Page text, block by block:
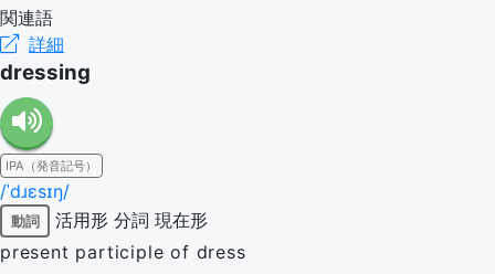
関連語
詳細
dressing
IPA（発音記号）
/ˈdɹɛsɪŋ/
動詞 活用形 分詞 現在形
present participle of dress